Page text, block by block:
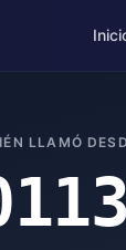
LLAMÓ